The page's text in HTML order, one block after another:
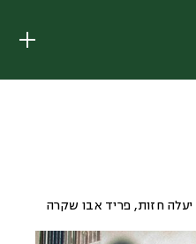
יעלה חזות, פריד אבו שקרה